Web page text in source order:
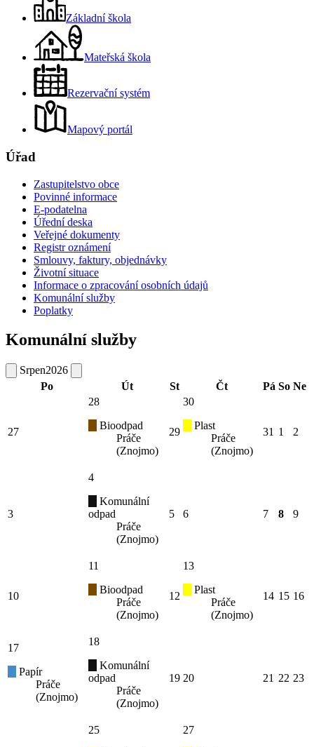
Základní škola
Mateřská škola
Rezervační systém
Mapový portál
Úřad
Zastupitelstvo obce
Povinné informace
E-podatelna
Úřední deska
Veřejné dokumenty
Registr oznámení
Smlouvy, faktury, objednávky
Životní situace
Informace o zpracování osobních údajů
Komunální služby
Poplatky
Komunální služby
Srpen2026
Po
Út St Čt Pá So Ne
27
28
Bioodpad
Práče
(Znojmo)
29
30
Plast
Práče
(Znojmo)
31 1 2
3
4
Komunální
odpad
Práče
(Znojmo)
5 6 7 8 9
10
11
Bioodpad
Práče
(Znojmo)
12
13
Plast
Práče
(Znojmo)
14 15 16
17
Papír
Práče
(Znojmo)
18
Komunální
odpad
Práče
(Znojmo)
19 20 21 22 23
25
27